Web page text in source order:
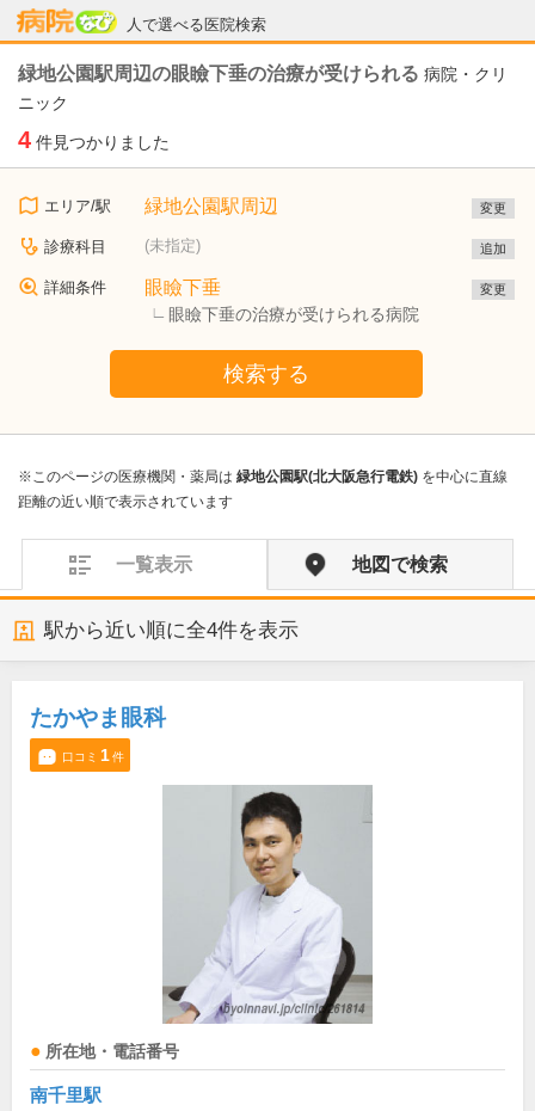
人で選べる医院検索
病院なび
緑地公園駅周辺の眼瞼下垂の治療が受けられる 病院・クリ
ニック
4 件見つかりました
エリア/駅 緑地公園駅周辺 変更
診療科目 (未指定) 追加
詳細条件 眼瞼下垂
眼瞼下垂の治療が受けられる病院
変更
検索する
※このページの医療機関・薬局は 緑地公園駅(北大阪急行電鉄) を中心に直線
距離の近い順で表示されています
一覧表示 地図で検索
駅から近い順に全4件を表示
たかやま眼科
口コミ 1件
所在地・電話番号
南千里駅